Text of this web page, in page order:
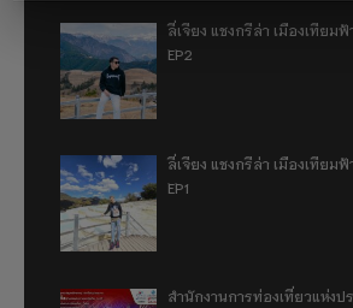
ลี่เจียง แชงกรีล่า เมืองเทียม
EP2
ลี่เจียง แชงกรีล่า เมืองเทียม
EP1
สำนักงานการท่องเที่ยวแห่ง